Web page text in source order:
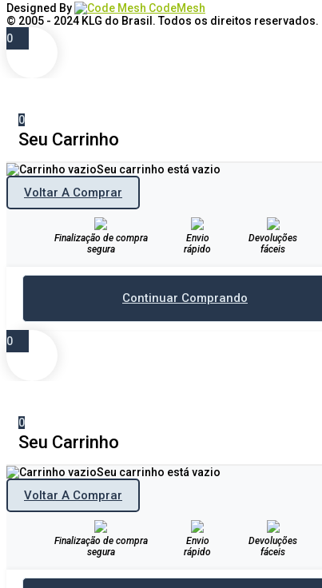
Designed By
CodeMesh
© 2005 - 2024 KLG do Brasil . Todos os direitos reservados.
0
0
Seu Carrinho
Seu carrinho está vazio
Voltar A Comprar
Finalização de compra
segura
Envio
rápido
Devoluções
fáceis
Continuar Comprando
0
0
Seu Carrinho
Seu carrinho está vazio
Voltar A Comprar
Finalização de compra
segura
Envio
rápido
Devoluções
fáceis